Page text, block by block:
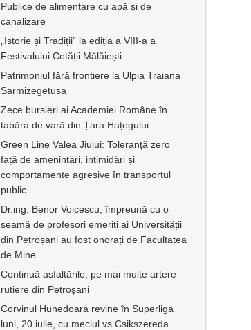
Publice de alimentare cu apă și de
canalizare
„Istorie și Tradiții” la ediția a VIII-a a
Festivalului Cetății Mălăiești
Patrimoniul fără frontiere la Ulpia Traiana
Sarmizegetusa
Zece bursieri ai Academiei Române în
tabăra de vară din Țara Hațegului
Green Line Valea Jiului: Toleranță zero
față de amenințări, intimidări și
comportamente agresive în transportul
public
Dr.ing. Benor Voicescu, împreună cu o
seamă de profesori emeriți ai Universității
din Petroșani au fost onorați de Facultatea
de Mine
Continuă asfaltările, pe mai multe artere
rutiere din Petroșani
Corvinul Hunedoara revine în Superliga
luni, 20 iulie, cu meciul vs Csikszereda